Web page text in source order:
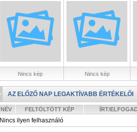
Nincs kép Nincs kép
AZ ELŐZŐ NAP LEGAKTÍVABB ÉRTÉKELŐI
NÉV FELTÖLTÖTT KÉP ÍRT/
Nincs ilyen felhasználó